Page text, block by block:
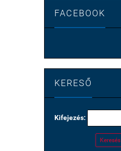
FACEBOOK
KERESŐ
Kifejezés:
Keresés